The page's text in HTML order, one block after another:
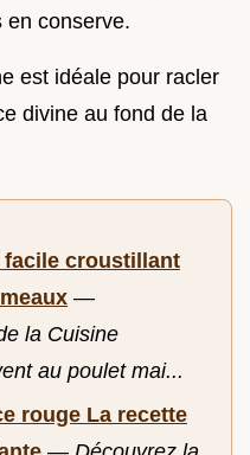
en conserve.
est idéale pour racler
divine au fond de la
facile croustillant
—
la Cuisine
au poulet mai...
rouge La recette